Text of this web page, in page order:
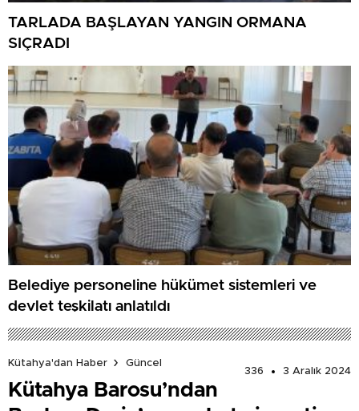
TARLADA BAŞLAYAN YANGIN ORMANA
SIÇRADI
Belediye personeline hükümet sistemleri ve
devlet teşkilatı anlatıldı
Kütahya'dan Haber
Güncel
336
3 Aralık 2024
Kütahya Barosu’ndan